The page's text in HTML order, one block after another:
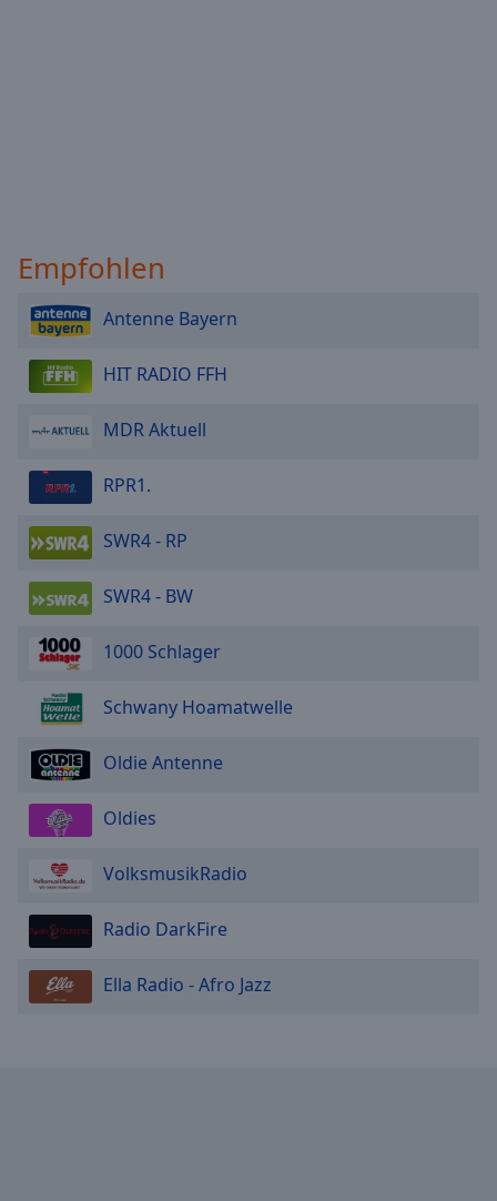
Empfohlen
Antenne Bayern
HIT RADIO FFH
MDR Aktuell
RPR1.
SWR4 - RP
SWR4 - BW
1000 Schlager
Schwany Hoamatwelle
Oldie Antenne
Oldies
VolksmusikRadio
Radio DarkFire
Ella Radio - Afro Jazz